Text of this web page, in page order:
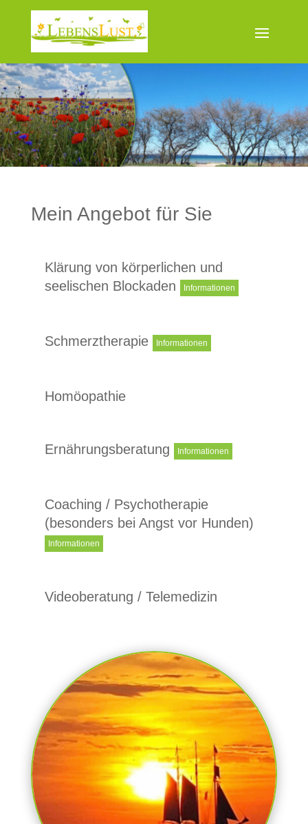
Mein Angebot für Sie
Klärung von körperlichen und
seelischen Blockaden
Informationen
Schmerztherapie Informationen
Homöopathie
Ernährungsberatung Informationen
Coaching / Psychotherapie
(besonders bei Angst vor Hunden)
Informationen
Videoberatung / Telemedizin